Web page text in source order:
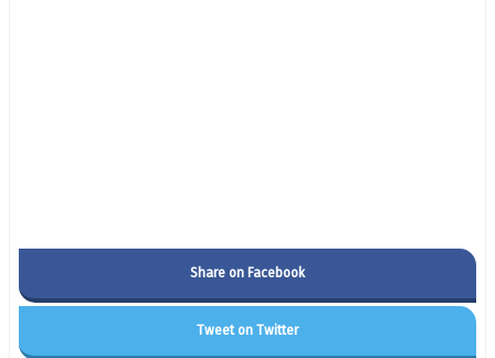
Share on Facebook
Tweet on Twitter